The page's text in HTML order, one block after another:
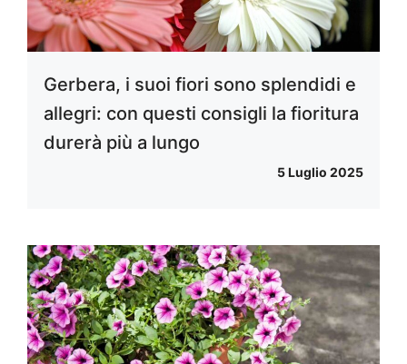
Gerbera, i suoi fiori sono splendidi e
allegri: con questi consigli la fioritura
durerà più a lungo
5 Luglio 2025